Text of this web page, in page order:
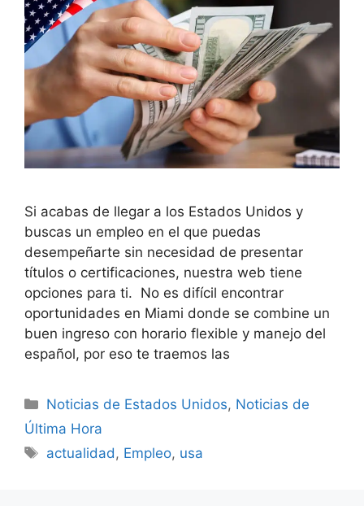
Si acabas de llegar a los Estados Unidos y
buscas un empleo en el que puedas
desempeñarte sin necesidad de presentar
títulos o certificaciones, nuestra web tiene
opciones para ti. No es difícil encontrar
oportunidades en Miami donde se combine un
buen ingreso con horario flexible y manejo del
español, por eso te traemos las
Categories
Noticias de Estados Unidos, Noticias de
Última Hora
Tags
actualidad , Empleo, usa